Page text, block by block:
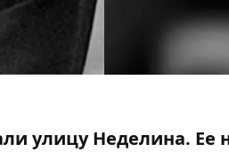
улицу Неделина. Ее